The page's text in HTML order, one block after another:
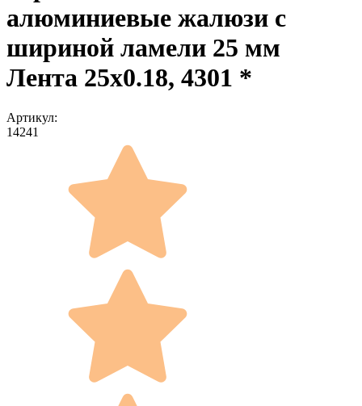
алюминиевые жалюзи с
шириной ламели 25 мм
Лента 25x0.18, 4301 *
Артикул:
14241